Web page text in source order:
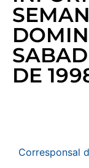
DE
Corresponsal